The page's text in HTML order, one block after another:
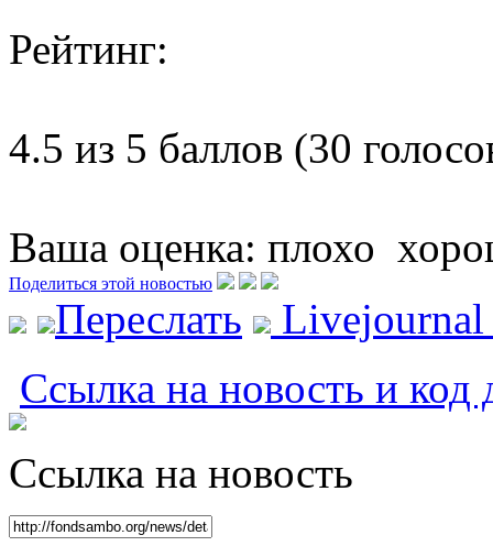
Рейтинг:
4.5 из 5 баллов (30
Ваша оценка: плохо
Поделиться этой новостью
Переслать
Ссылка на новость и код
Ссылка на новость